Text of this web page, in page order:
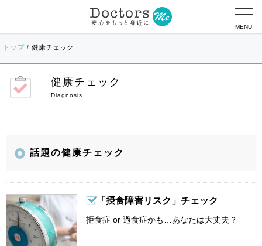
MENU
トップ 健康チェック
健康チェック
話題の健康チェック
「摂食障害リスク」チェック
拒食症 or 過食症かも…あなたは大丈夫？